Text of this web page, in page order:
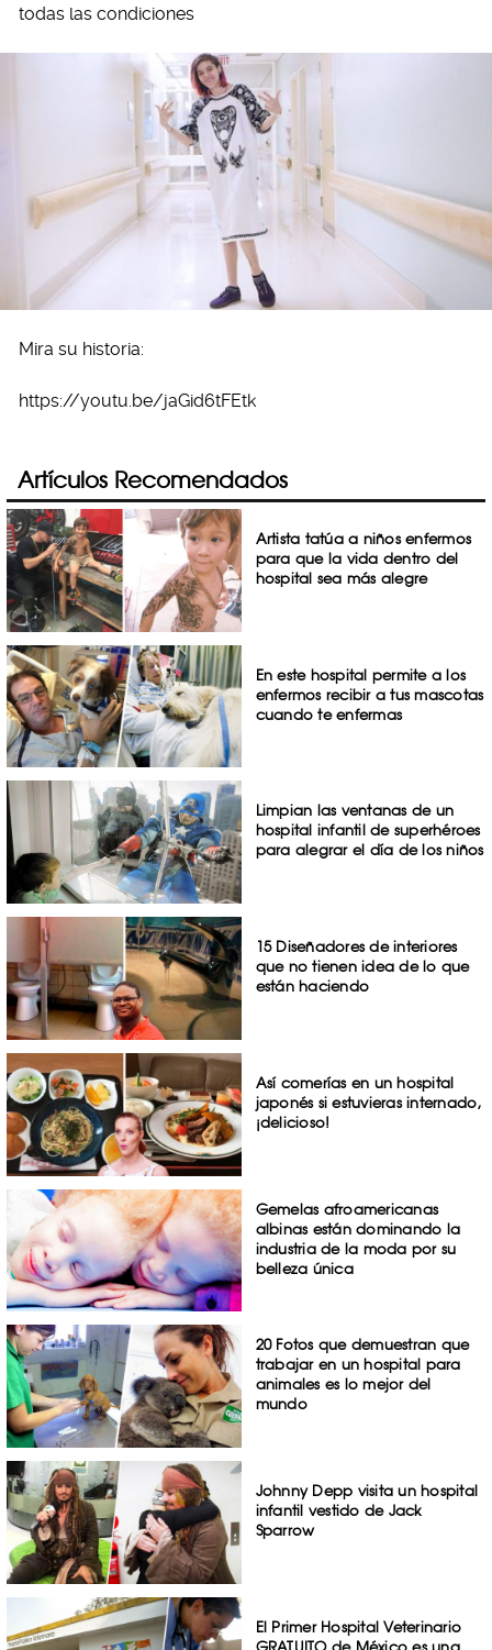
todas las condiciones
Mira su historia:
https://youtu.be/jaGid6tFEtk
Artículos Recomendados
Artista tatúa a niños enfermos
para que la vida dentro del
hospital sea más alegre
En este hospital permite a los
enfermos recibir a tus mascotas
cuando te enfermas
Limpian las ventanas de un
hospital infantil de superhéroes
para alegrar el día de los niños
15 Diseñadores de interiores
que no tienen idea de lo que
están haciendo
Así comerías en un hospital
japonés si estuvieras internado,
¡delicioso!
Gemelas afroamericanas
albinas están dominando la
industria de la moda por su
belleza única
20 Fotos que demuestran que
trabajar en un hospital para
animales es lo mejor del
mundo
Johnny Depp visita un hospital
infantil vestido de Jack
Sparrow
El Primer Hospital Veterinario